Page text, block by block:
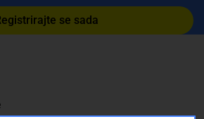
se sada